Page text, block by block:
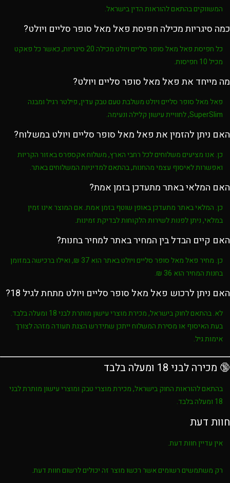
המשווקים בהתאם להוראות הדין בישראל.
כמה סיגריות מכילה חפיסת פאל מאל סופר סליים ויולט?
כל חפיסתפאל מאל סופר סליים ויולטמכילה20 סיגריות
, כאשר כל פאקט
מכיל10 חפיסות .
מה מייחד את פאל מאל סופר סליים ויולט?
פאל מאל סופר סליים ויולטמשלבתטעם טבק עדין,פילטר רגילומבנה
SuperSlim, לחוויית עישון קלילה ונעימה.
האם ניתן להזמין את פאל מאל סופר סליים ויולט במשלוח?
כן. אנו מציעים משלוחים לכל רחבי הארץ, משלוח אקספרס באזור הקריות
ואפשרות לאיסוף עצמי מהחנות, בהתאם למדיניות המשלוחים באתר.
האם המלאי באתר מתעדכן בזמן אמת?
כן. המלאי באתר מתעדכן באופן שוטף בזמן אמת. אם המוצר אינו זמין
במלאי, ניתן לפנות לשירות הלקוחות לבדיקת זמינות.
האם קיים הבדל בין המחיר באתר למחיר בחנות?
כן. מחירפאל מאל סופר סליים ויולטבאתר הוא37 ₪
, ואילו ברכישה במזומן
בחנות המחיר הוא 36 ₪
.
האם ניתן לרכוש פאל מאל סופר סליים ויולט מתחת לגיל 18?
לא. בהתאם לחוק בישראל, מכירת מוצרי עישון מותרת לבני18 ומעלה בלבד
.
בעת האיסוף או מסירת המשלוח ייתכן שתידרש הצגת תעודה מזהה לצורך
אימות גיל.
🔞 מכירה לבני 18 ומעלה בלבד
בהתאם להוראות החוק בישראל, מכירת מוצרי טבק ומוצרי עישון מותרת לבני
18 ומעלה בלבד
.
חוות דעת
אין עדיין חוות דעת.
רק משתמשים רשומים אשר רכשו מוצר זה יכולים לרשום חוות דעת.